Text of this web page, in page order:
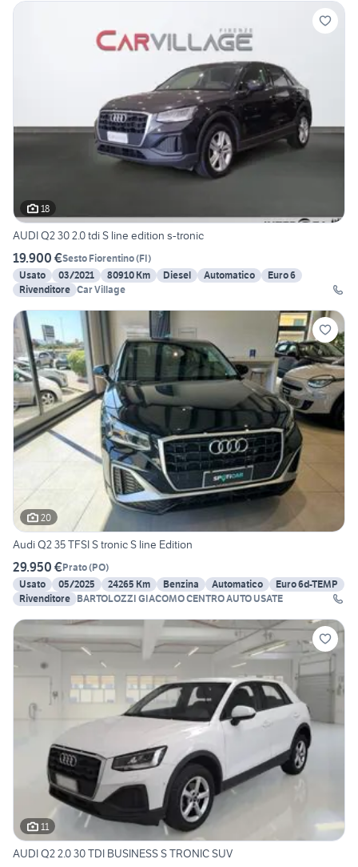
18
AUDI Q2 30 2.0 tdi S line edition s-tronic
19.900 €Sesto Fiorentino(FI)
Usato
03/2021 80910 Km Diesel Automatico
Euro 6
Rivenditore Car Village
20
Audi Q2 35 TFSI S tronic S line Edition
29.950 €Prato(PO)
Usato
05/2025 24265 Km Benzina Automatico
Euro 6d-TEMP
Rivenditore BARTOLOZZI GIACOMO CENTRO AUTO USATE
11
AUDI Q2 2.0 30 TDI BUSINESS S TRONIC SUV